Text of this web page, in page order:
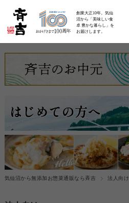
創業大正10年。気仙
沼から「美味しい食
卓 豊かな暮らし」を
お届けします。
気仙沼から無添加お惣菜通販なら斉吉 法人向け